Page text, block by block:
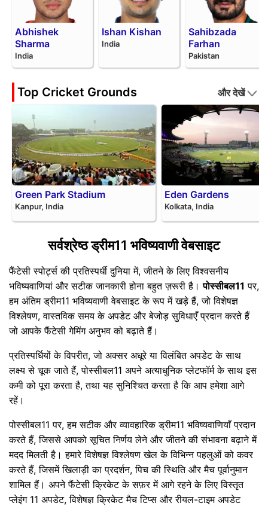
Abhishek
Sharma
India
Ishan Kishan
India
Sahibzada
Farhan
Pakistan
Top Cricket Grounds और देखें
Green Park Stadium
Kanpur, India
Eden Gardens
Kolkata, India
सर्वश्रेष्ठ ड्रीम11 भविष्यवाणी वेबसाइट
फैंटेसी स्पोर्ट्स की प्रतिस्पर्धी दुनिया में, जीतने के लिए विश्वसनीय
भविष्यवाणियां और सटीक जानकारी होना बहुत ज़रूरी है।पोस्सीबल11 पर,
हम अंतिम ड्रीम11 भविष्यवाणी वेबसाइट के रूप में खड़े हैं, जो विशेषज्ञ
विश्लेषण, वास्तविक समय के अपडेट और बेजोड़ सुविधाएँ प्रदान करते हैं
जो आपके फैंटेसी गेमिंग अनुभव को बढ़ाते हैं।
प्रतिस्पर्धियों के विपरीत, जो अक्सर अधूरे या विलंबित अपडेट के साथ
लक्ष्य से चूक जाते हैं, पोस्सीबल11 अपने अत्याधुनिक प्लेटफॉर्म के साथ इस
कमी को पूरा करता है, तथा यह सुनिश्चित करता है कि आप हमेशा आगे
रहें।
पोस्सीबल11 पर, हम सटीक और व्यावहारिक ड्रीम11 भविष्यवाणियाँ प्रदान
करते हैं, जिससे आपको सूचित निर्णय लेने और जीतने की संभावना बढ़ाने में
मदद मिलती है। हमारे विशेषज्ञ विश्लेषण खेल के विभिन्न पहलुओं को कवर
करते हैं, जिसमें खिलाड़ी का प्रदर्शन, पिच की स्थिति और मैच पूर्वानुमान
शामिल हैं। अपने फैंटेसी क्रिकेट के सफ़र में आगे रहने के लिए विस्तृत
प्लेइंग 11 अपडेट, विशेषज्ञ क्रिकेट मैच टिप्स और रीयल-टाइम अपडेट